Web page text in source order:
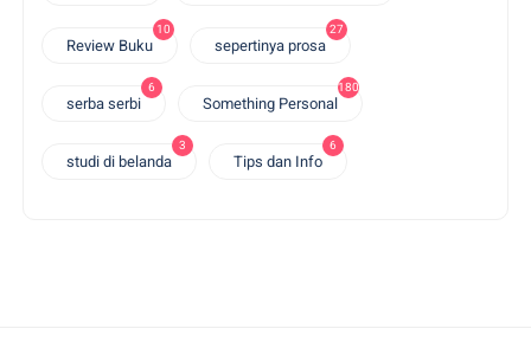
Review Buku
10
sepertinya prosa
27
serba serbi
6
Something Personal
180
studi di belanda
3
Tips dan Info
6